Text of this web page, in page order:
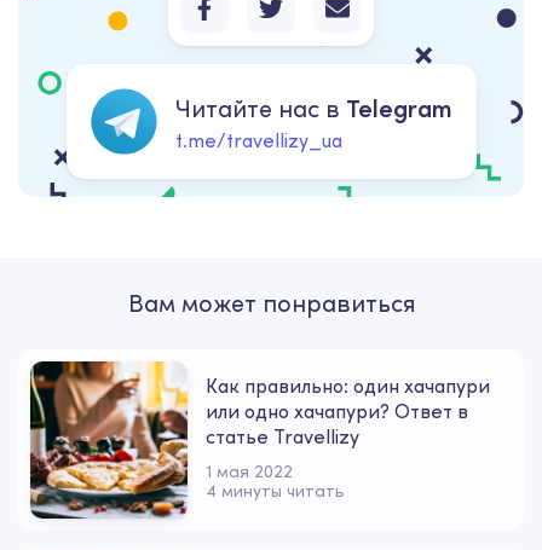
Читайте нас в Telegram
t.me/travellizy_ua
Вам может понравиться
Как правильно: один хачапури
или одно хачапури? Ответ в
статье Travellizy
1 мая 2022
4 минуты читать